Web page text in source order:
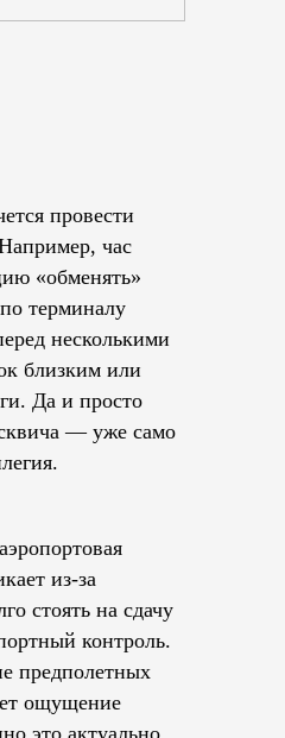
провести
час
«обменять»
терминалу
несколькими
близким или
Да и просто
— уже само
из-за
стоять на сдачу
контроль.
предполетных
ощущение
это актуально